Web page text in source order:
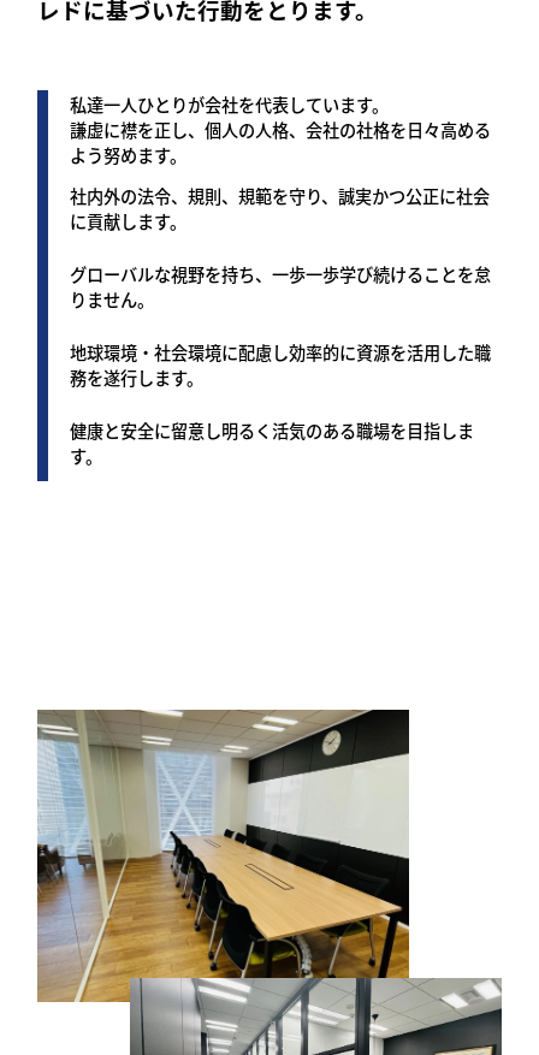
レドに基づいた行動をとります。
私達一人ひとりが会社を代表しています。
謙虚に襟を正し、個人の人格、会社の社格を日々高める
よう努めます。
社内外の法令、規則、規範を守り、誠実かつ公正に社会
に貢献します。
グローバルな視野を持ち、一歩一歩学び続けることを怠
りません。
地球環境・社会環境に配慮し効率的に資源を活用した職
務を遂行します。
健康と安全に留意し明るく活気のある職場を目指しま
す。